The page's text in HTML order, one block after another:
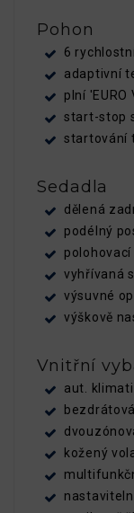
Pohon
6
adaptivní
plní 'EURO
start-stop
startování
Sedadla
dělená
podélný
polohovací
vyhřívaná
výsuvné
výškově
Vnitřní
aut.
kožený